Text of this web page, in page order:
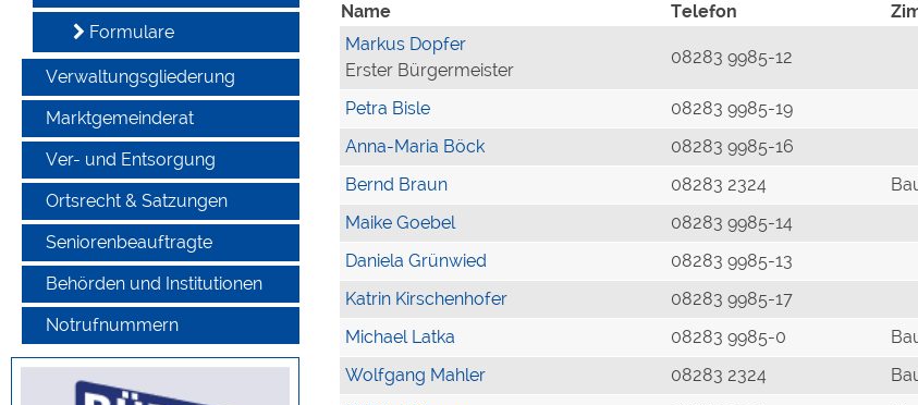
Formulare
Verwaltungsgliederung
Marktgemeinderat
Ver- und Entsorgung
Ortsrecht & Satzungen
Seniorenbeauftragte
Behörden und Institutionen
Notrufnummern
Name
Telefon
Markus Dopfer
Erster Bürgermeister
08283 9985-12
Petra Bisle 08283 9985-19
Anna-Maria Böck
08283 9985-16
Bernd Braun
08283 2324
Maike Goebel
08283 9985-14
Daniela Grünwied
08283 9985-13
Katrin Kirschenhofer
08283 9985-17
Michael Latka
08283 9985-0
Wolfgang Mahler
08283 2324